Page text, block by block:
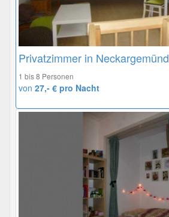
Privatzimmer in Neckargemünd
1 bis 8 Personen
von 27,- € pro Nacht